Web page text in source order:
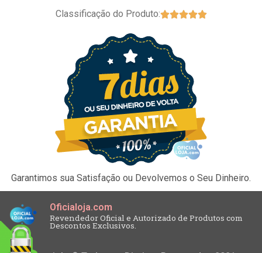
Classificação do Produto:
Garantimos sua Satisfação ou Devolvemos o Seu Dinheiro.
Oficialoja.com
Revendedor Oficial e Autorizado de Produtos com
Descontos Exclusivos.